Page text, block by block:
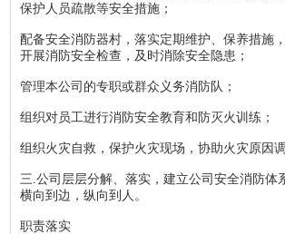
保护人员疏散等安全措施；
配备安全消防器村，落实定期维护、保养措施
开展消防安全检查，及时消除安全隐患；
管理本公司的专职或群众义务消防队；
组织对员工进行消防安全教育和防灭火训练；
组织火灾自救，保护火灾现场，协助火灾原因
三.公司层层分解、落实，建立公司安全消防体
横向到边，纵向到人。
职责落实